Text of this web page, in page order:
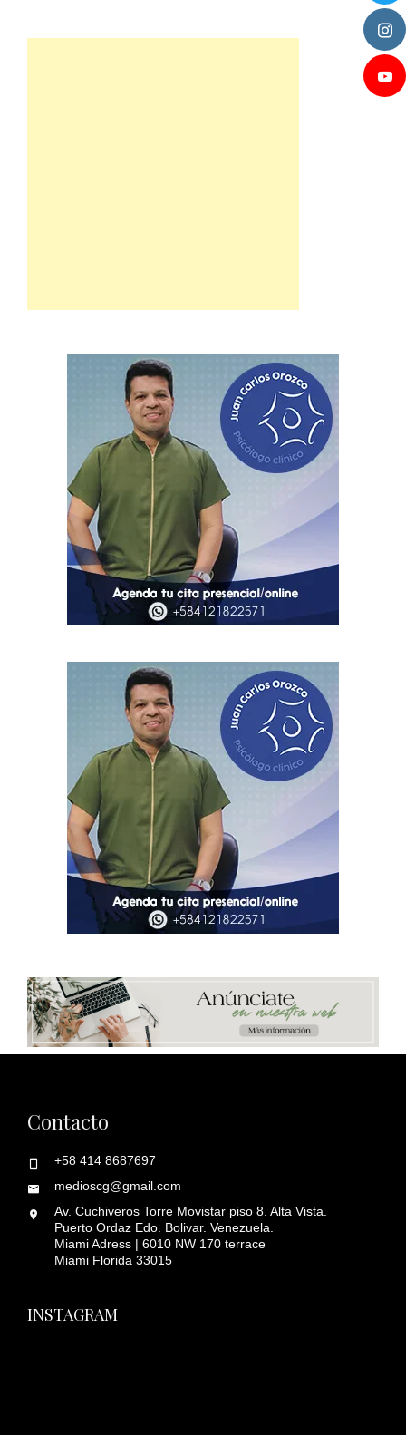
Contacto
+58 414 8687697
medioscg@gmail.com
Av. Cuchiveros Torre Movistar piso 8. Alta Vista.
Puerto Ordaz Edo. Bolivar. Venezuela.
Miami Adress | 6010 NW 170 terrace
Miami Florida 33015
INSTAGRAM